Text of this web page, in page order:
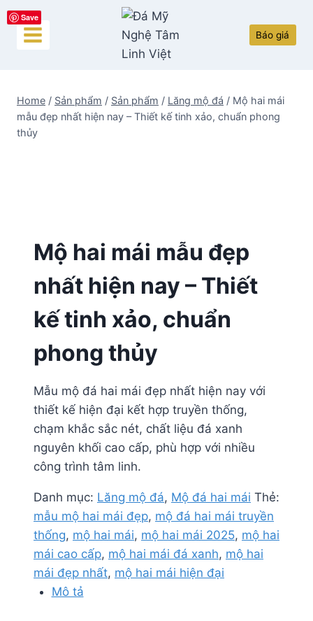
Skip
to
content
Báo giá
Home / Sản phẩm / Sản phẩm / Lăng mộ đá / Mộ hai mái
mẫu đẹp nhất hiện nay – Thiết kế tinh xảo, chuẩn phong
thủy
Save
Mộ hai mái mẫu đẹp
nhất hiện nay – Thiết
kế tinh xảo, chuẩn
phong thủy
Mẫu mộ đá hai mái đẹp nhất hiện nay với
thiết kế hiện đại kết hợp truyền thống,
chạm khắc sắc nét, chất liệu đá xanh
nguyên khối cao cấp, phù hợp với nhiều
công trình tâm linh.
Danh mục: Lăng mộ đá, Mộ đá hai mái Thẻ:
mẫu mộ hai mái đẹp, mộ đá hai mái truyền
thống, mộ hai mái, mộ hai mái 2025, mộ hai
mái cao cấp, mộ hai mái đá xanh, mộ hai
mái đẹp nhất, mộ hai mái hiện đại
Mô tả